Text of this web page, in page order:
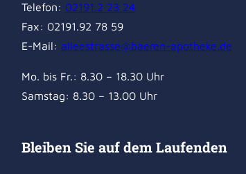
Telefon: 02191.2 23 24
Fax: 02191.92 78 59
E-Mail: alleestrasse@baeren-apotheke.de
Mo. bis Fr.: 8.30 – 18.30 Uhr
Samstag: 8.30 – 13.00 Uhr
Bleiben Sie auf dem Laufenden